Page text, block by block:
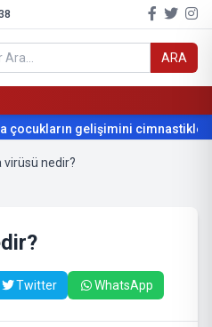
ARA
çocukların gelişimini cimnastikle
virüsü nedir?
Twitter WhatsApp